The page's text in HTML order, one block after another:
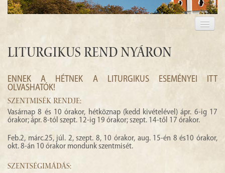
Liturgikus rend nyáron
ENNEK A HÉTNEK A LITURGIKUS ESEMÉNYEI ITT
OLVASHATÓK!
SZENTMISÉK RENDJE:
Vasárnap 8 és 10 órakor, hétköznap (kedd kivételével) ápr. 6-ig 17
órakor; ápr. 8-tól szept. 12-ig 19 órakor; szept. 14-től 17 órakor.
Feb.2, márc.25, júl. 2, szept. 8, 10 órakor, aug. 15-én 8 és10 órakor,
okt. 8-án 10 órakor mondunk szentmisét.
SZENTSÉGIMÁDÁS: